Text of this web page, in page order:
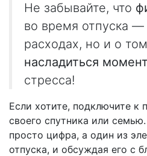
Не забывайте, что
во время отпуска —
расходах, но и о
насладиться
стресса!
Если хотите, подключите к
своего спутника или
просто цифра, а один из
отпуска, и обсуждая его с